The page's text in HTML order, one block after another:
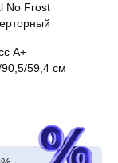
No Frost
A+
59,4 см